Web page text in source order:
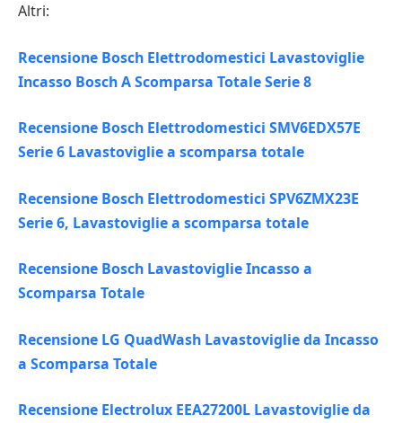
Altri:
Recensione Bosch Elettrodomestici Lavastoviglie
Incasso Bosch A Scomparsa Totale Serie 8
Recensione Bosch Elettrodomestici SMV6EDX57E
Serie 6 Lavastoviglie a scomparsa totale
Recensione Bosch Elettrodomestici SPV6ZMX23E
Serie 6, Lavastoviglie a scomparsa totale
Recensione Bosch Lavastoviglie Incasso a
Scomparsa Totale
Recensione LG QuadWash Lavastoviglie da Incasso
a Scomparsa Totale
Recensione Electrolux EEA27200L Lavastoviglie da